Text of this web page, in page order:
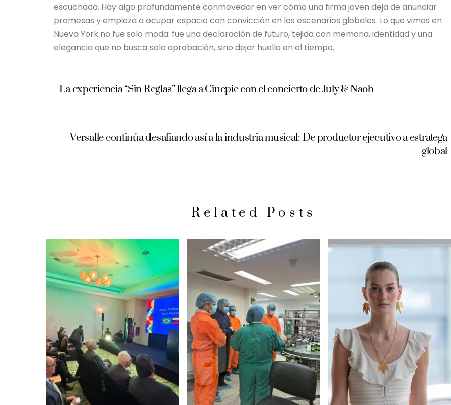
escuchada. Hay algo profundamente conmovedor en ver cómo una firma joven deja de anunciar
promesas y empieza a ocupar espacio con convicción en los escenarios globales. Lo que vimos en
Nueva York no fue solo moda: fue una declaración de futuro, tejida con memoria, identidad y una
elegancia que no busca solo aprobación, sino dejar huella en el tiempo.
La experiencia “Sin Reglas” llega a Cinepic con el concierto de July & Naoh
Versalle continúa desafiando así a la industria musical: De productor ejecutivo a estratega
global
Related Posts